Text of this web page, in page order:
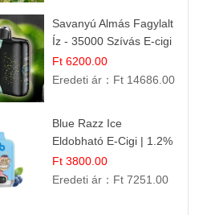
Savanyú Almás Fagylalt
Íz - 35000 Szívás E-cigi
Ft 6200.00
Eredeti ár： Ft 14686.00
Blue Razz Ice
Eldobható E-Cigi | 1.2%
Nikotin | Jéghideg
Málna Íz
Ft 3800.00
Eredeti ár： Ft 7251.00